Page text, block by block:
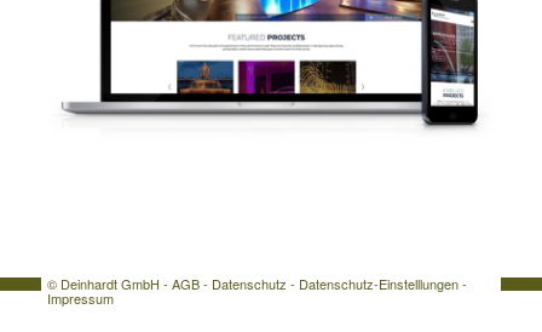
© Deinhardt GmbH - AGB- Datenschutz - Datenschutz-Einstelllungen-
Impressum